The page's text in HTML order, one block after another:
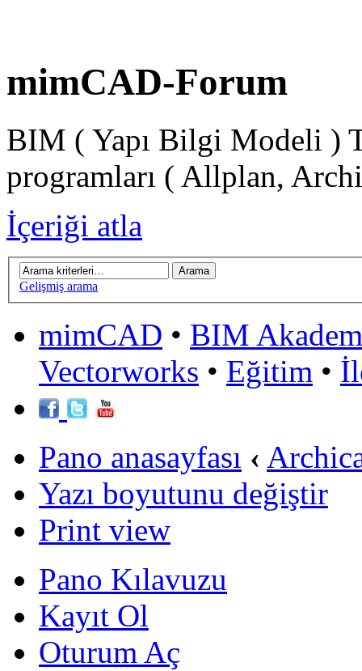
mimCAD-Forum
BIM ( Yapı Bilgi Modeli )
programları ( Allplan,
İçeriği atla
Gelişmiş arama
mimCAD • BIM
Vectorworks • Eğitim •
Pano anasayfası ‹
Yazı boyutunu değiştir
Print view
Pano Kılavuzu
Kayıt Ol
Oturum Aç